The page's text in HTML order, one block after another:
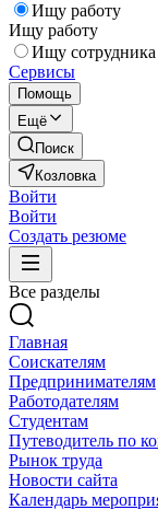
Ищу работу
Ищу работу
Ищу сотрудника
Сервисы
Помощь
Ещё
Поиск
Козловка
Войти
Войти
Создать резюме
Все разделы
Главная
Соискателям
Предпринимателям
Работодателям
Студентам
Путеводитель по
Рынок труда
Новости сайта
Календарь